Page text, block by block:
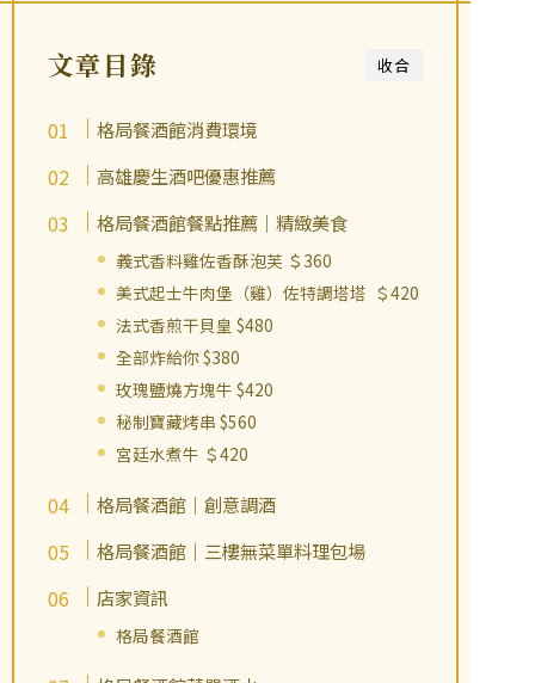
收合
文章目錄
格局餐酒館消費環境
高雄慶生酒吧優惠推薦
格局餐酒館餐點推薦｜精緻美食
義式香料雞佐香酥泡芙 ＄360
美式起士牛肉堡（雞）佐特調塔塔 ＄420
法式香煎干貝皇 $480
全部炸給你 $380
玫瑰鹽燒方塊牛 $420
秘制寶藏烤串 $560
宮廷水煮牛 ＄420
格局餐酒館｜創意調酒
格局餐酒館｜三樓無菜單料理包場
店家資訊
格局餐酒館